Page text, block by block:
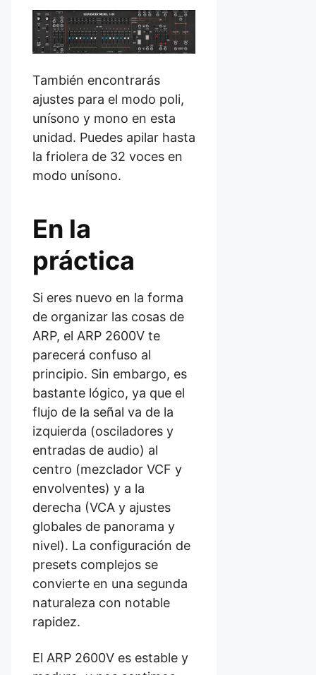
También encontrarás
ajustes para el modo poli,
unísono y mono en esta
unidad. Puedes apilar hasta
la friolera de 32 voces en
modo unísono.
En la
práctica
Si eres nuevo en la forma
de organizar las cosas de
ARP, el ARP 2600V te
parecerá confuso al
principio. Sin embargo, es
bastante lógico, ya que el
flujo de la señal va de la
izquierda (osciladores y
entradas de audio) al
centro (mezclador VCF y
envolventes) y a la
derecha (VCA y ajustes
globales de panorama y
nivel). La configuración de
presets complejos se
convierte en una segunda
naturaleza con notable
rapidez.
El ARP 2600V es estable y